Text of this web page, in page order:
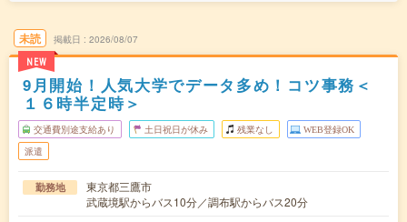
未読
NEW
掲載日 2026/08/07
9月開始！人気大学でデータ多め！コツ事務＜
１６時半定時＞
交通費別途支給あり 土日祝日が休み 残業なし WEB登録OK
派遣
勤務地
東京都三鷹市
武蔵境駅からバス10分／調布駅からバス20分